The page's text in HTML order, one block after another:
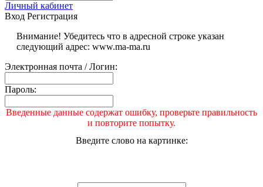
Личный кабинет
Вход Регистрация
Внимание! Убедитесь что в адресной строке указан
следующий адрес: www.ma-ma.ru
Электронная почта / Логин:
Пароль:
Введенные данные содержат ошибку, проверьте правильность
и повторите попытку.
Введите слово на картинке: